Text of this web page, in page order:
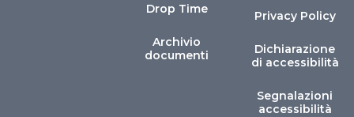
Drop Time
Archivio
documenti
Privacy Policy
Dichiarazione
di accessibilità
Segnalazioni
accessibilità